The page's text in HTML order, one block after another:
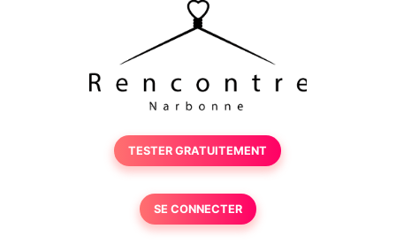
TESTER GRATUITEMENT
SE CONNECTER